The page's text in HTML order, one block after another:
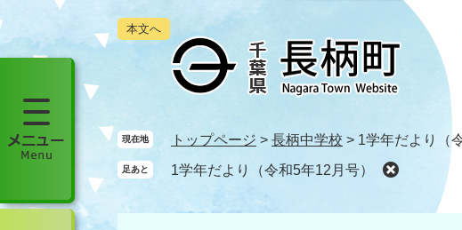
ー
で
ニ
ば
本
本文へ
メ
ー
現在地 トップページ > 長柄中学校 > 1学年だより（
足あと 1学年だより（令和5年12月号）